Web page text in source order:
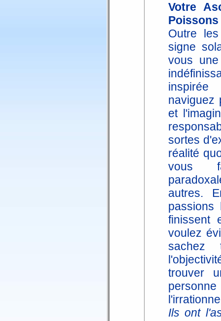
Votre
Poissons
Outre
signe
vous
inspirée
naviguez
et
sortes
réalité
vous
autres.
finissent
voulez
sachez
trouver
Ils ont